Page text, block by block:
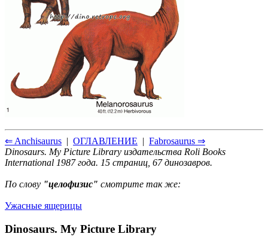
⇐ Anchisaurus | ОГЛАВЛЕНИЕ | Fabrosaurus ⇒
Dinosaurs. My Picture Library издательства Roli Books
International 1987 года. 15 страниц, 67 динозавров.
По слову "целофизис" смотрите так же:
Ужасные ящерицы
Dinosaurs. My Picture Library